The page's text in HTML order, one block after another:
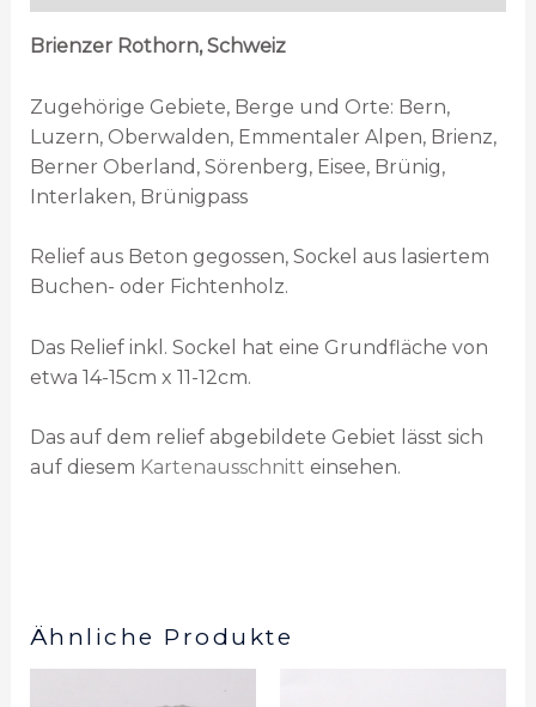
Brienzer Rothorn, Schweiz
Zugehörige Gebiete, Berge und Orte: Bern,
Luzern, Oberwalden, Emmentaler Alpen, Brienz,
Berner Oberland, Sörenberg, Eisee, Brünig,
Interlaken, Brünigpass
Relief aus Beton gegossen, Sockel aus lasiertem
Buchen- oder Fichtenholz.
Das Relief inkl. Sockel hat eine Grundfläche von
etwa 14-15cm x 11-12cm.
Das auf dem relief abgebildete Gebiet lässt sich
auf diesem Kartenausschnitt einsehen.
Ähnliche Produkte